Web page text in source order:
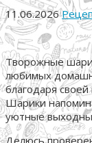
11.06.2026
Творожные
любимых
благодаря
Шарики
уютные